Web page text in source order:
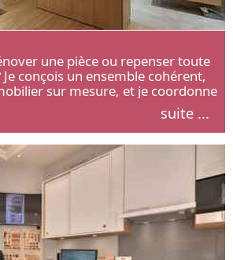
une pièce ou repenser toute
conçois un ensemble cohérent,
sur mesure, et je coordonne
suite ...